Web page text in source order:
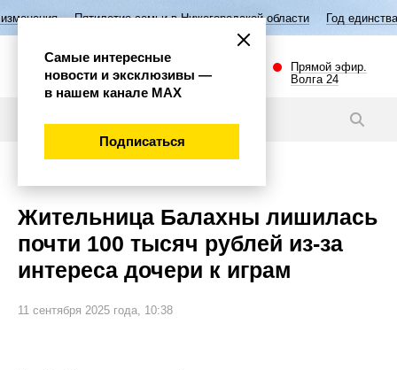
семьи в Нижегородской области Год единства народов
Прямой эфир.
Волга 24
Жительница Балахны лишилась
почти 100 тысяч рублей из-за
интереса дочери к играм
11 сентября 2025 года, 10:38
Самые интересные
новости и эксклюзивы —
в нашем канале МАХ
Подписаться